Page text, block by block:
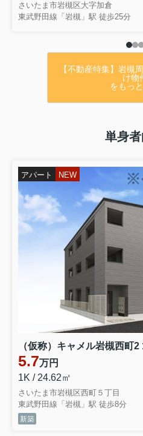
・上層階
・ペット飼
・水回りリフォ
★お気軽にお
詳細は
【アットホーム
和区 常盤３丁目
階 ３ＬＤＫ
ま市浦和区のマ
ション購
★弊社専任
★
・さいたま市岩槻
・全部屋採光で
さいたま市岩槻区大字加倉
東武野田線「岩槻」駅 徒歩25分
【不動産特集】岩槻
け物
をもっ
単身
アパート NEW
（仮称）キャメル岩槻西町2
5.7万円
1K / 24.62㎡
さいたま市岩槻区西町５丁目
東武野田線「岩槻」駅 徒歩8分
新築